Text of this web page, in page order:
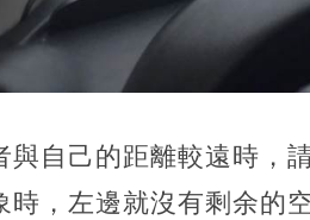
自己的距離較遠時，
時，左邊就沒有剩余的